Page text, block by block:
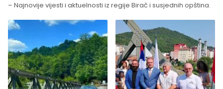
– Najnovije vijesti i aktuelnosti iz regije Birač i susjednih opština.